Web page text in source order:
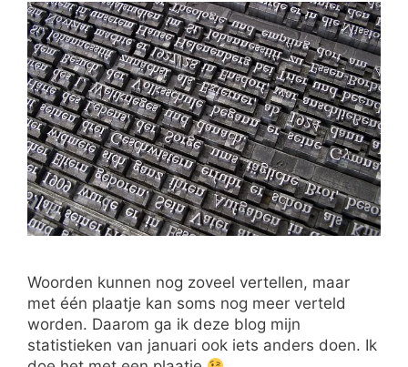
Woorden kunnen nog zoveel vertellen, maar
met één plaatje kan soms nog meer verteld
worden. Daarom ga ik deze blog mijn
statistieken van januari ook iets anders doen. Ik